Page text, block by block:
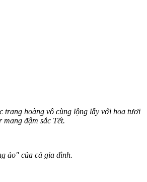
trang hoàng vô cùng lộng lẫy với hoa tươi
mang đậm sắc Tết.
ảo" của cả gia đình.